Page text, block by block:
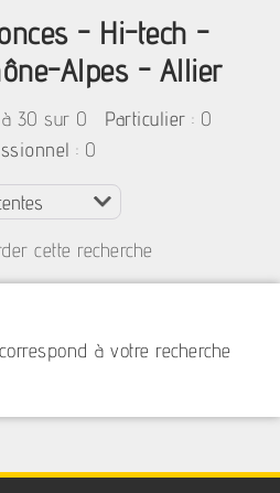
- Hi-tech -
Alpes - Allier
à 30 sur 0 Particulier : 0
: 0
cette recherche
à votre recherche